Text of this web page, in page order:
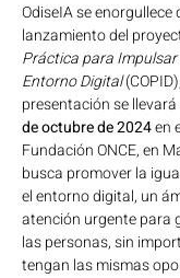
OdiseIA se
lanzamiento del
Práctica para
Entorno Digital
presentación se
de octubre de 2024 en
Fundación ONCE, en
busca promover la
el entorno digital, un
atención urgente para
las personas, sin
tengan las mismas